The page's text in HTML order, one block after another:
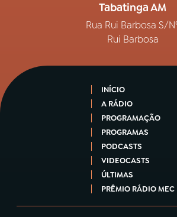
Tabatinga AM
Rua Rui Barbosa S/
Rui Barbosa
INÍCIO
A RÁDIO
PROGRAMAÇÃO
PROGRAMAS
PODCASTS
VIDEOCASTS
ÚLTIMAS
PRÊMIO RÁDIO MEC